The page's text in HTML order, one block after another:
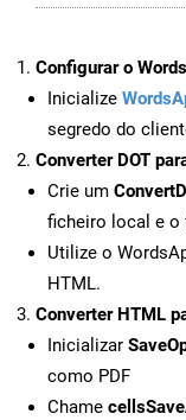
Configurar o
Inicialize
segredo do
Converter DOT
Crie um
ficheiro local e o
Utilize o
HTML.
Converter HTML
Inicializar
como PDF
Chame